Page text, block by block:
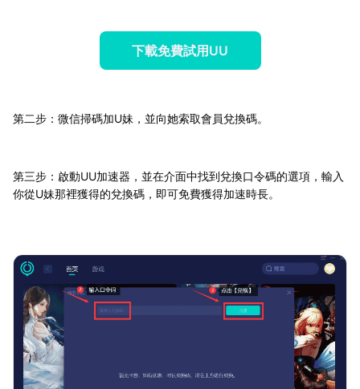
下載免費試用UU
第二步：微信掃碼加U妹，並向她索取會員兌換碼。
第三步：啟動UU加速器，並在介面中找到兌換口令碼的選項，輸入
你從U妹那裡獲得的兌換碼，即可免費獲得加速時長。